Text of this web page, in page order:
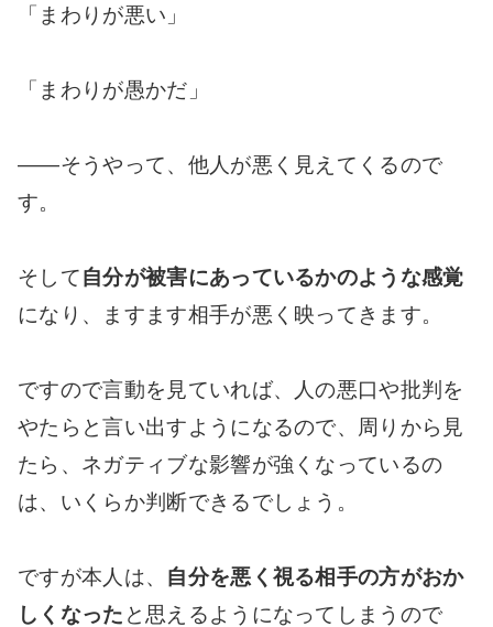
「まわりが悪い」
「まわりが愚かだ」
――そうやって、他人が悪く見えてくるので
す。
そして自分が被害にあっているかのような感覚
になり、ますます相手が悪く映ってきます。
ですので言動を見ていれば、人の悪口や批判を
やたらと言い出すようになるので、周りから見
たら、ネガティブな影響が強くなっているの
は、いくらか判断できるでしょう。
ですが本人は、 自分を悪く視る相手の方がおか
しくなった と思えるようになってしまうので